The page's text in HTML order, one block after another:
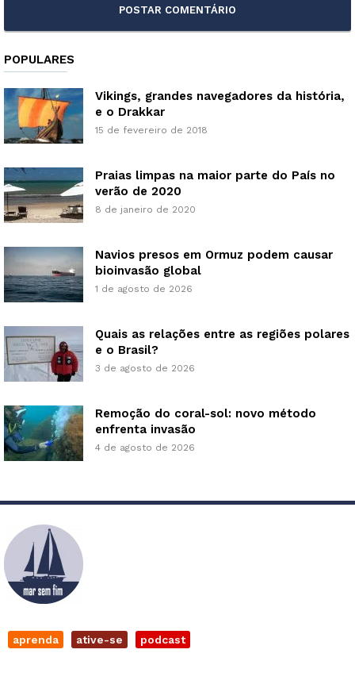
POPULARES
Vikings, grandes navegadores da história,
e o Drakkar
15 de fevereiro de 2018
Praias limpas na maior parte do País no
verão de 2020
8 de janeiro de 2020
Navios presos em Ormuz podem causar
bioinvasão global
1 de agosto de 2026
Quais as relações entre as regiões polares
e o Brasil?
3 de agosto de 2026
Remoção do coral-sol: novo método
enfrenta invasão
4 de agosto de 2026
aprenda ative-se podcast